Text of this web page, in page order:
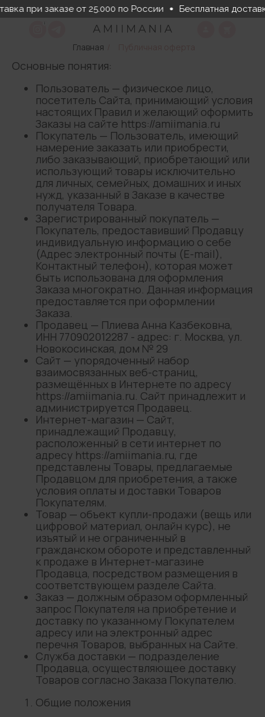
при заказе от 25.000 по России Бесплатная
Главная
Основные понятия:
Пользователь — физическое лицо,
посетитель Сайта, принимающий условия
настоящих Правил и желающий оформить
Заказы на сайте https://amiimania.ru
Покупатель — Пользователь, имеющий
намерение заказать или приобрести,
либо заказывающий, приобретающий или
использующий товары исключительно
для личных, семейных, домашних и иных
нужд, указанный в Заказе в качестве
получателя Товара.
Зарегистрированный покупатель —
Покупатель, предоставивший Продавцу
индивидуальную информацию о себе
(Адрес электронный почты (E-mail),
Контактный телефон), которая может
быть использована для оформления
Заказа многократно. Данная информация
предоставляется при оформлении
Заказа.
Продавец — Плиева Анна Казбековна,
ИНН 770902012287 - адрес: г. Москва, ул.
Новокосинская, дом № 29
Сайт — упорядоченный набор
взаимосвязанных веб-страниц,
размещённых в Интернете по адресу
https://amiimania.ru. Сайт принадлежит и
администрируется Продавец.
Интернет-магазин — Сайт,
принадлежащий Продавцу,
расположенный в сети интернет по
адресу https://amiimania.ru, где
представлены Товары, предлагаемые
Продавцом для приобретения, а также
условия оплаты и доставки Товаров
Покупателям.
Товар — объект купли-продажи (вещь или
цифровой материал, онлайн курс), не
изъятый и не ограниченный в
гражданском обороте и представленный
к продаже в Интернет-магазине
Продавца, посредством размещения в
соответствующем разделе Сайта.
Заказ — должным образом оформленный
запрос Покупателя на приобретение и
доставку по указанному Покупателем
адресу или на электронный адрес
перечня Товаров, выбранных на Сайте.
Служба доставки — подразделение
Продавца, осуществляющее доставку
Товаров согласно Заказа Покупателю.
Общие положения